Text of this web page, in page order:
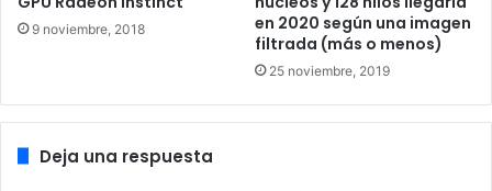
dependen de los datos de interés. Asimismo, esperamos
que los módulos de memoria que estén mitigados contra
los ataques del estilo Rowhammer permanezcan
protegidos. Proteger a nuestros clientes y sus datos sigue
apreciamos los esfuerzos de la comunidad de seguridad
9 noviembre, 2018
en 2020 según una imagen
filtrada (más o menos)
25 noviembre, 2019
Deja una respuesta